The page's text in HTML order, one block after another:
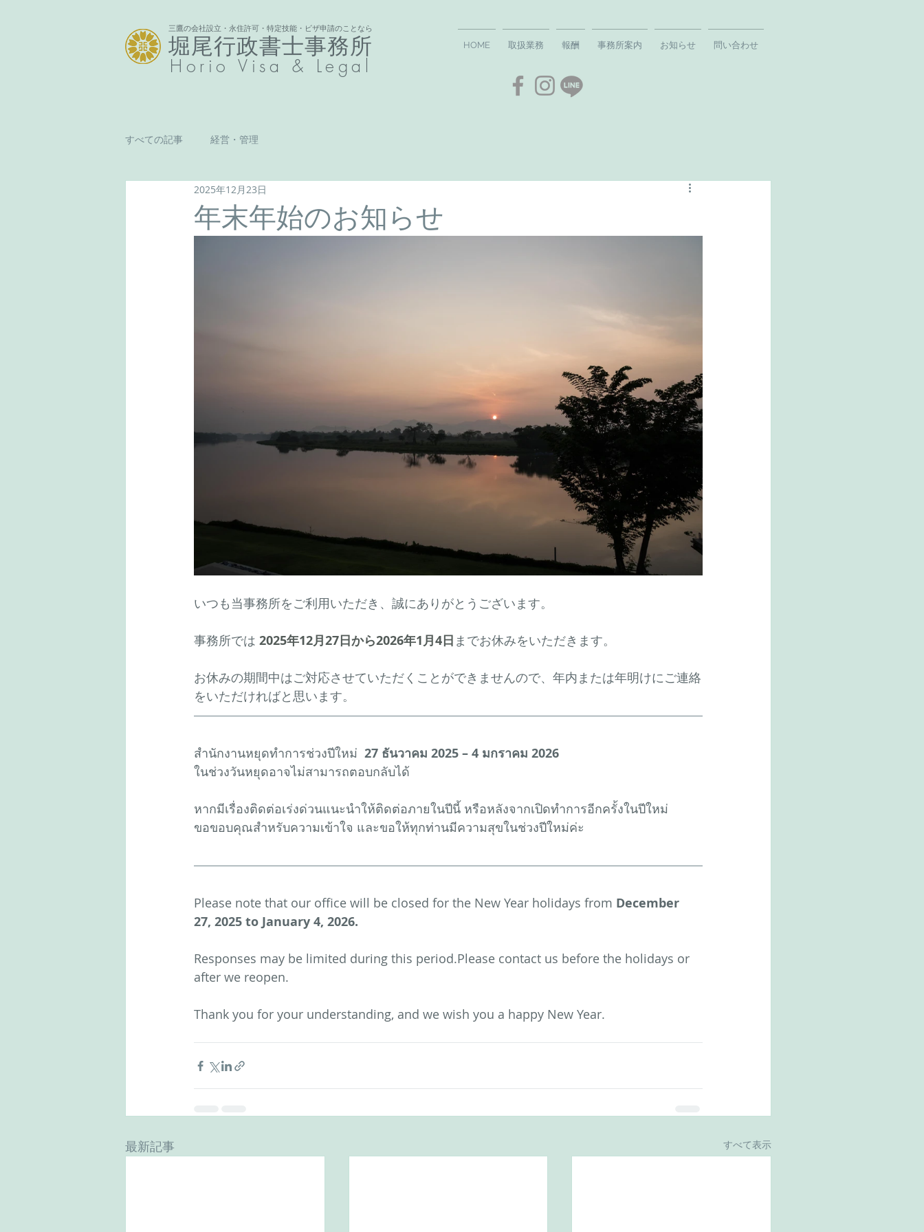
三鷹の会社設立・永住許可・特定技能・ビザ申請のことなら
Horio Visa & Legal
堀尾行政書士事務所​ HOME 取扱業務 報酬 事務所案内 お知らせ 問い合わせ
すべての記事 経営・管理
年末年始のお知らせ
2025年12月23日
いつも当事務所をご利用いただき、誠にありがとうございます。
事務所では 2025年12月27日から2026年1月4日 までお休みをいただきます。
お休みの期間中はご対応させていただくことができませんので、年内または年明けにご連絡
をいただければと思います。
สำนักงานหยุดทำการช่วงปีใหม่ 27 ธันวาคม 2025 – 4 มกราคม 2026
ในช่วงวันหยุดอาจไม่สามารถตอบกลับได้
หากมีเรื่องติดต่อเร่งด่วนแนะนำให้ติดต่อภายในปีนี้ หรือหลังจากเปิดทำการอีกครั้งในปีใหม่
ขอขอบคุณสำหรับความเข้าใจ และขอให้ทุกท่านมีความสุขในช่วงปีใหม่ค่ะ​​​
Please note that our office will be closed for the New Year holidays from December
27, 2025 to January 4, 2026.
Responses may be limited during this period.Please contact us before the holidays or
after we reopen.
Thank you for your understanding, and we wish you a happy New Year.
最新記事 すべて表示